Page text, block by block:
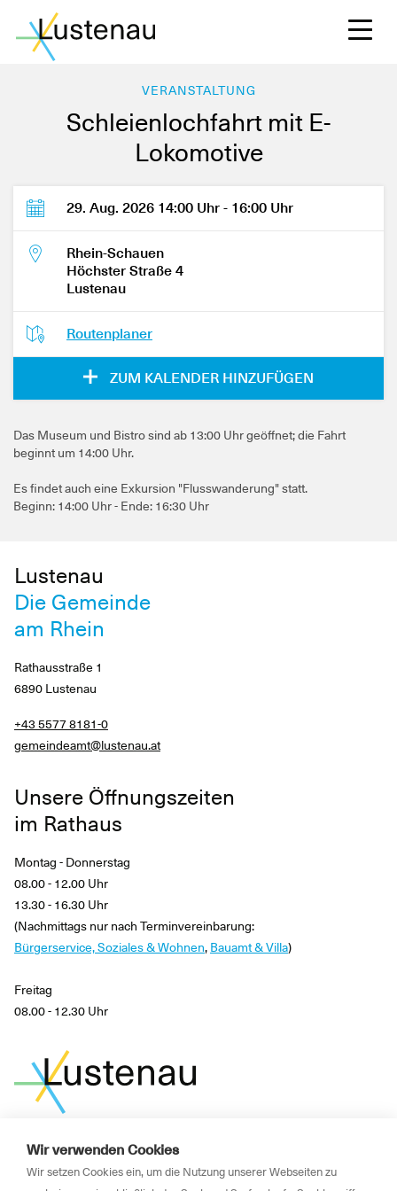
Wir verwenden Cookies
Wir setzen Cookies ein, um die Nutzung unserer Webseiten zu
VERANSTALTUNG
Schleienlochfahrt mit E-
Lokomotive
29. Aug. 2026 14:00 Uhr - 16:00 Uhr
Rhein-Schauen
Höchster Straße 4
Lustenau
Routenplaner
ZUM KALENDER HINZUFÜGEN
Das Museum und Bistro sind ab 13:00 Uhr geöffnet; die Fahrt
beginnt um 14:00 Uhr.
Es findet auch eine Exkursion "Flusswanderung" statt.
Beginn: 14:00 Uhr - Ende: 16:30 Uhr
Lustenau
Die Gemeinde
am Rhein
Rathausstraße 1
6890 Lustenau
+43 5577 8181-0
gemeindeamt@lustenau.at
Unsere Öffnungszeiten
im Rathaus
Montag - Donnerstag
08.00 - 12.00 Uhr
13.30 - 16.30 Uhr
(Nachmittags nur nach Terminvereinbarung:
Bürgerservice, Soziales & Wohnen, Bauamt & Villa)
Freitag
08.00 - 12.30 Uhr
News